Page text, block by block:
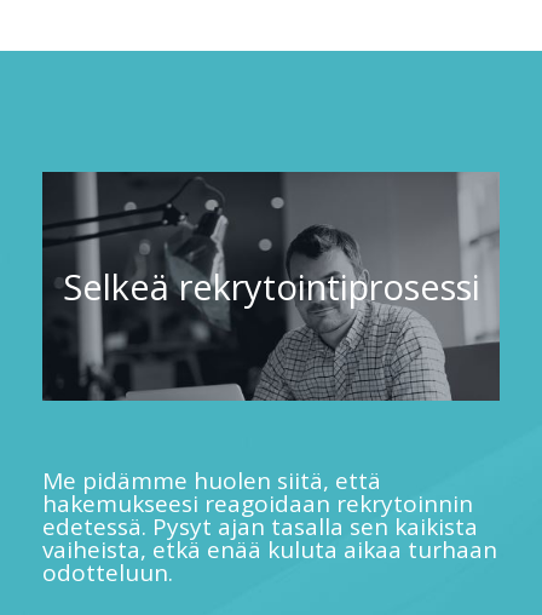
Selkeä rekrytointiprosessi
Me pidämme huolen siitä, että
hakemukseesi reagoidaan rekrytoinnin
edetessä. Pysyt ajan tasalla sen kaikista
vaiheista, etkä enää kuluta aikaa turhaan
odotteluun.